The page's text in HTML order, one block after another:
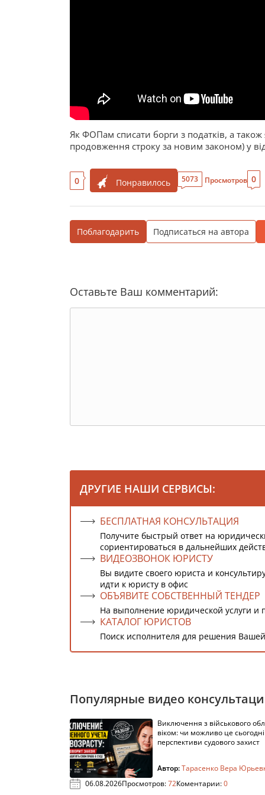
Як ФОПам списати борги з податків, а
продовження строку за новим законом) у
0 Понравилось 5073 Просмотров 0
Поблагодарить Подписаться на автора
Оставьте Ваш комментарий:
ДРУГИЕ НАШИ СЕРВИСЫ:
БЕСПЛАТНАЯ КОНСУЛЬТАЦИЯ
Получите быстрый ответ на
сориентироваться в дальнейших
ВИДЕОЗВОНОК ЮРИСТУ
Вы видите своего юриста и
идти к юристу в офис
ОБЪЯВИТЕ СОБСТВЕННЫЙ ТЕНДЕР
На выполнение юридической услуги и
КАТАЛОГ ЮРИСТОВ
Поиск исполнителя для решения
Популярные видео
Виключення з військового
віком: чи можливо це сьогодні
перспективи судового захист
Автор:Тарасенко Вера
06.08.2026Просмотров:72Коментарии:0